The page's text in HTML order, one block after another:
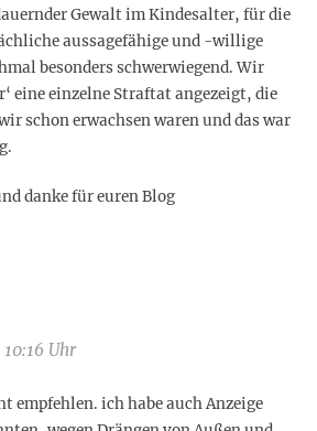
Gewalt im Kindesalter, für die
aussagefähige und -willige
besonders schwerwiegend. Wir
eine einzelne Straftat angezeigt, die
schon erwachsen waren und das war
danke für euren Blog
Uhr
empfehlen. ich habe auch Anzeige